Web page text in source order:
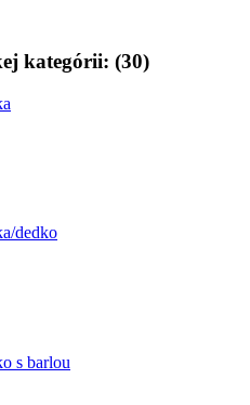
kategórii: (30)